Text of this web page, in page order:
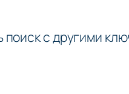
с другими